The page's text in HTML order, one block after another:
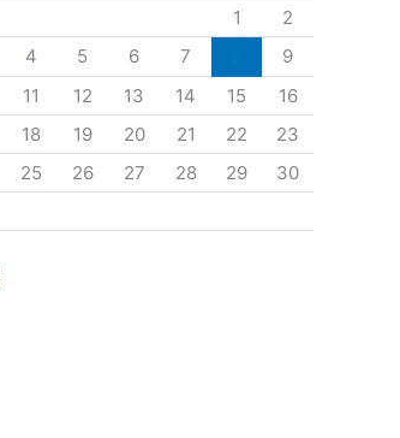
1
2
4 5 6 7
9
11 12 13 14 15
16
18 19 20 21 22
23
25 26 27 28 29
30